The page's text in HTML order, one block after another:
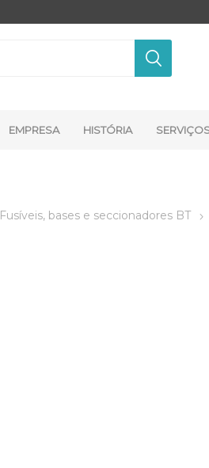
EMPRESA HISTÓRIA
Fusíveis, bases e seccionadores BT